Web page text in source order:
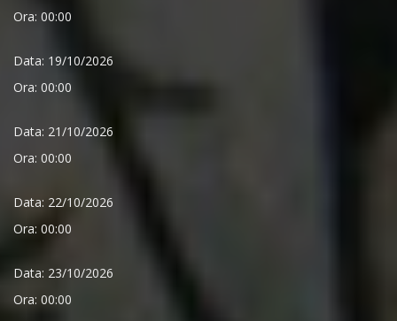
Ora: 00:00
Data: 19/10/2026
Ora: 00:00
Data: 21/10/2026
Ora: 00:00
Data: 22/10/2026
Ora: 00:00
Data: 23/10/2026
Ora: 00:00